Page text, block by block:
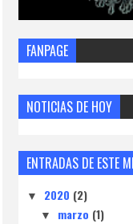
FANPAGE
NOTICIAS DE HOY
ENTRADAS DE ESTE
▼ 2020 (2)
▼ marzo (1)